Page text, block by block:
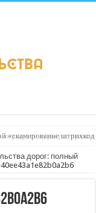
«сканирование
дорог: полный